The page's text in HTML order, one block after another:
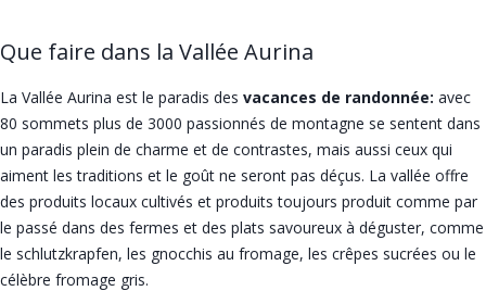
Que faire dans la Vallée Aurina
La Vallée Aurina est le paradis des vacances de randonnée: avec
80 sommets plus de 3000 passionnés de montagne se sentent dans
un paradis plein de charme et de contrastes, mais aussi ceux qui
aiment les traditions et le goût ne seront pas déçus. La vallée offre
des produits locaux cultivés et produits toujours produit comme par
le passé dans des fermes et des plats savoureux à déguster, comme
le schlutzkrapfen, les gnocchis au fromage, les crêpes sucrées ou le
célèbre fromage gris.